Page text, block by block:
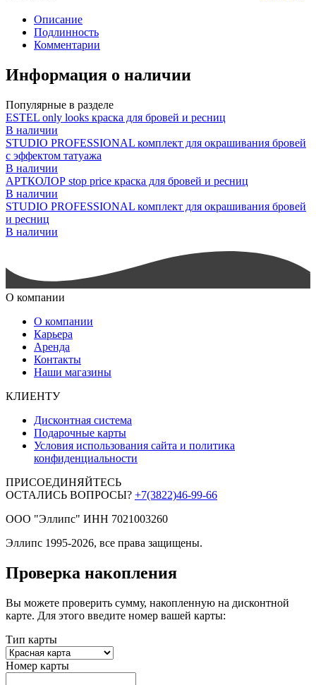
Описание
Подлинность
Комментарии
Информация о наличии
Популярные в разделе
ESTEL only looks краска для бровей и ресниц
В наличии
STUDIO PROFESSIONAL комплект для окрашивания бровей
с эффектом татуажа
В наличии
АРТКОЛОР stop price краска для бровей и ресниц
В наличии
STUDIO PROFESSIONAL комплект для окрашивания бровей
и ресниц
В наличии
О компании
О компании
Карьера
Аренда
Контакты
Наши магазины
КЛИЕНТУ
Дисконтная система
Подарочные карты
Условия использования сайта и политика
конфиденциальности
ПРИСОЕДИНЯЙТЕСЬ
ОСТАЛИСЬ ВОПРОСЫ? +7(3822)46-99-66
ООО "Эллипс" ИНН 7021003260
Эллипс 1995-2026, все права защищены.
Проверка накопления
Вы можете проверить сумму, накопленную на дисконтной
карте. Для этого введите номер вашей карты:
Тип карты
Номер карты